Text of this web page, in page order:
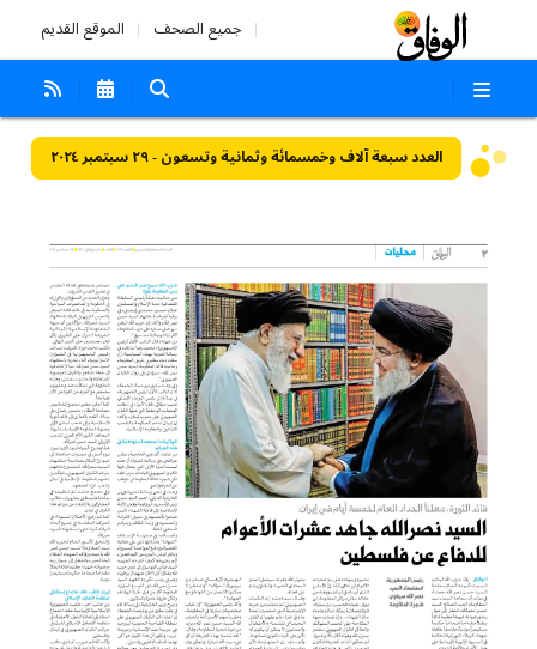
جميع الصحف الموقع القديم
العدد سبعة آلاف وخمسمائة وثمانية وتسعون - ٢٩ سبتمبر ٢٠٢٤